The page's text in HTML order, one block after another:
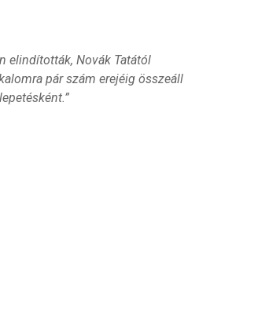
elindították, Novák Tatától
pár szám erejéig összeáll